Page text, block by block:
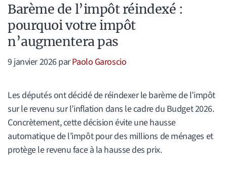
Barème de l’impôt réindexé :
pourquoi votre impôt
n’augmentera pas
9 janvier 2026parPaolo Garoscio
Les députés ont décidé de réindexer le barème de l’impôt
sur le revenu sur l’inflation dans le cadre du Budget 2026.
Concrètement, cette décision évite une hausse
automatique de l’impôt pour des millions de ménages et
protège le revenu face à la hausse des prix.